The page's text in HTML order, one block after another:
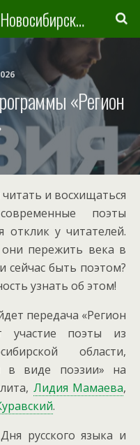
Литературная карта Новосибирска и Новосибирской области
«Регион
и восхищаться
поэты
отклик у читателей.
пережить века в
сейчас быть поэтом?
узнать об этом!
передача «Регион
участие поэты из
области,
в виде поэзии» на
Лидия Мамаева,
.
русского языка и